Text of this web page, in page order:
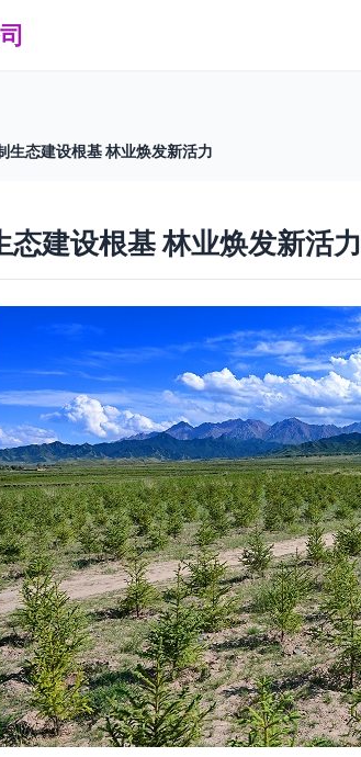
生态建设根基 林业焕发新活力
态建设根基 林业焕发新活力